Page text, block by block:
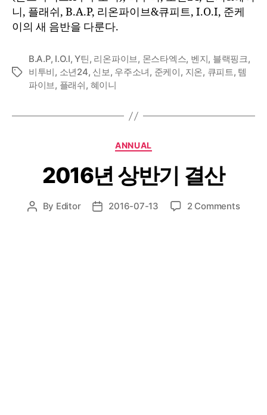
니, 플래쉬, B.A.P, 리온파이브&큐피트, I.O.I, 준케
이의 새 음반을 다룬다.
Tags
B.A.P, I.O.I,Y틴, 리온파이브, 몬스타엑스, 벤지, 블랙핑크,
비투비, 소년24, 신보, 우주소녀, 준케이, 지온, 큐피트, 템
파이브, 플래쉬, 혜이니
Categories
ANNUAL
2016년 상반기 결산
Post
By Editor
Post2016-07-13 2 Commentson